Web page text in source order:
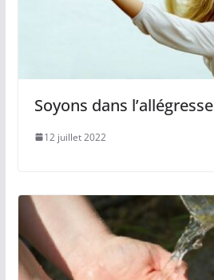
Soyons dans l’allégresse
12 juillet 2022